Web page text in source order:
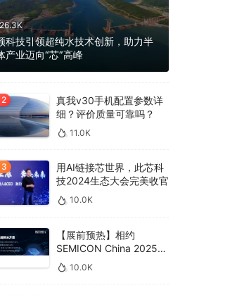
26.3K
科技引领超纯水技术创新，助力半
产业迈向“芯”高峰
真我v30手机配置参数详
细？评价质量可靠吗？
11.0K
用AI链接芯世界，此芯科
技2024生态大会完美收官
10.0K
【展前预热】相约
SEMICON China 2025，
德克威尔总线解决方案革
新助力半导体设备高效升
10.0K